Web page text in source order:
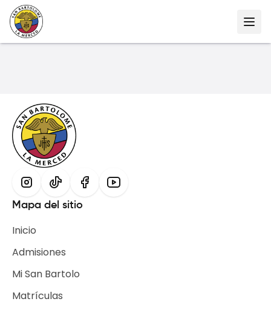
Mapa del sitio
Inicio
Admisiones
Mi San Bartolo
Matrículas